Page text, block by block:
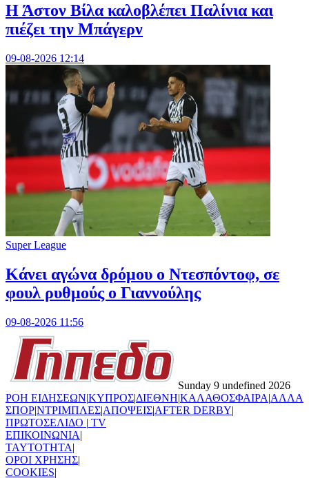
Η Άστον Βίλα καλοβλέπει Παλίνια και
πιέζει την Μπάγερν
09-08-2026 12:14
Super League
Kάνει αγώνα δρόμου ο Ντεσπόντοφ, σε
φουλ ρυθμούς ο Γιαννούλης
09-08-2026 11:56
Sunday 9 undefined 2026
ΡΟΗ ΕΙΔΗΣΕΩΝ|ΚΥΠΡΟΣ|ΔΙΕΘΝΗ|ΚΑΛΑΘΟΣΦΑΙΡΑ|ΑΛΛΑ
ΣΠΟΡ|ΝΤΡΙΜΠΛΕΣ|ΑΠΟΨΕΙΣ|AFTER DERBY|
ΠΡΩΤΟΣΕΛΙΔΟ | TV
ΕΠΙΚΟΙΝΩΝΙΑ|
TAYTOTHTA|
ΟΡΟΙ ΧΡΗΣΗΣ|
COOKIES|